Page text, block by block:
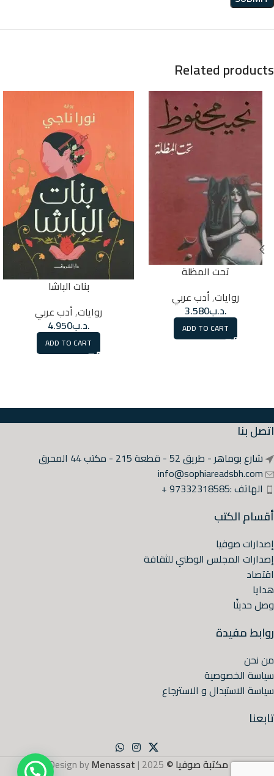
Related products
تحت المظلة
روايات,أدب عربي
.د.ب3.580
ADD TO CART
بنات الباشا
روايات,أدب عربي
.د.ب4.950
ADD TO CART
اتصل بنا
شارع بوماهر - طريق 52 - قطعة 215 - مكتب 44 المحرق
info@sophiareadsbh.com
الهاتف :97332318585 +
أقسام الكتب
إصدارات صوفيا
إصدارات المجلس الوطني للثقافة
اقتصاد
هدايا
وصل حديثًا
روابط مفيدة
من نحن
سياسة الخصوصية
سياسة الاستبدال و الاسترجاع
تابعنا
مكتبة صوفيا © 2025 | Design by
Menassat
.